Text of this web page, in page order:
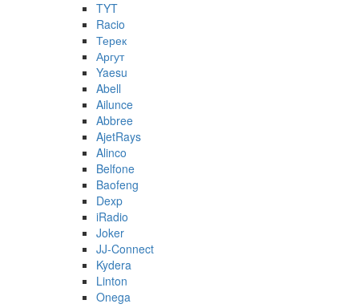
TYT
Racio
Терек
Аргут
Yaesu
Abell
Ailunce
Abbree
AjetRays
Alinco
Belfone
Baofeng
Dexp
iRadio
Joker
JJ-Connect
Kydera
Linton
Onega